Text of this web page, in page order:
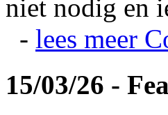
niet nodig en
- lees meer
15/03/26 -